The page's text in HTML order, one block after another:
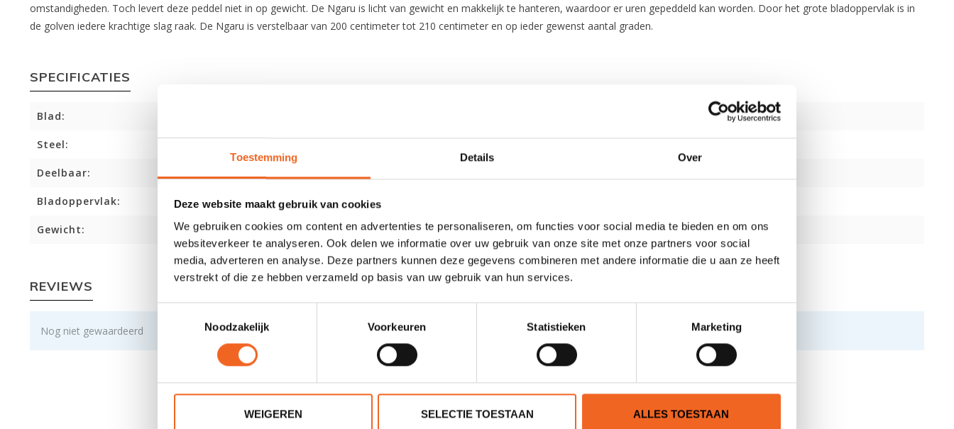
Toestemming Details Over
Deze website maakt gebruik van cookies
We gebruiken cookies om content en advertenties te personaliseren, om functies voor social media te bieden en om ons
websiteverkeer te analyseren. Ook delen we informatie over uw gebruik van onze site met onze partners voor social
media, adverteren en analyse. Deze partners kunnen deze gegevens combineren met andere informatie die u aan ze heeft
verstrekt of die ze hebben verzameld op basis van uw gebruik van hun services.
Noodzakelijk
Voorkeuren Statistieken Marketing
WEIGEREN SELECTIE TOESTAAN ALLES TOESTAAN
omstandigheden. Toch levert deze peddel niet in op gewicht. De Ngaru is licht van gewicht en makkelijk te hanteren, waardoor er uren gepeddeld kan worden. Door het grote bladoppervlak is in
de golven iedere krachtige slag raak. De Ngaru is verstelbaar van 200 centimeter tot 210 centimeter en op ieder gewenst aantal graden.
SPECIFICATIES
Blad:
Steel:
Deelbaar:
Bladoppervlak:
Gewicht: 900 gram
REVIEWS
Nog niet gewaardeerd
0 sterren op basis van 0 beoordelingen